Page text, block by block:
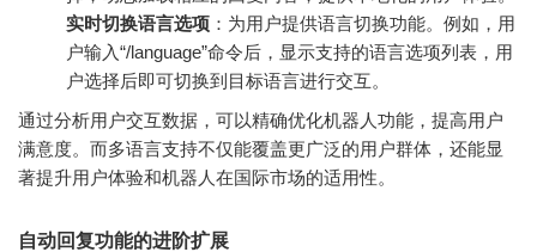
实时切换语言选项 ：为用户提供语言切换功能。例如，用
户输入“/language”命令后，显示支持的语言选项列表，用
户选择后即可切换到目标语言进行交互。
通过分析用户交互数据，可以精确优化机器人功能，提高用户
满意度。而多语言支持不仅能覆盖更广泛的用户群体，还能显
著提升用户体验和机器人在国际市场的适用性。
自动回复功能的进阶扩展